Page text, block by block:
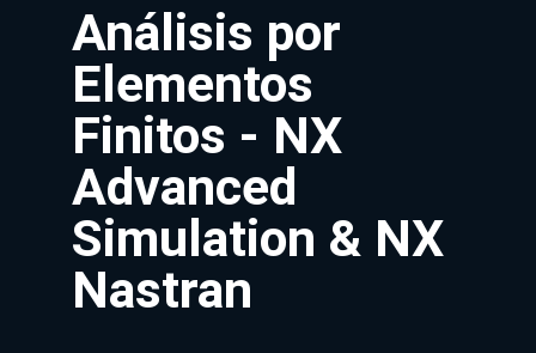
Análisis por
Elementos
Finitos - NX
Advanced
Simulation & NX
Nastran